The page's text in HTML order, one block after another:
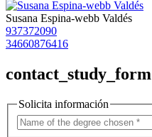
Susana Espina-webb Valdés
937372090
34660876416
contact_study_form
Solicita información